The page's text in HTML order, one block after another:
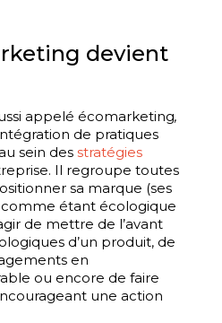
devient
appelé écomarketing,
de pratiques
sein des stratégies
Il regroupe toutes
sa marque (ses
étant écologique
de mettre de l’avant
d’un produit, de
en
ou encore de faire
une action